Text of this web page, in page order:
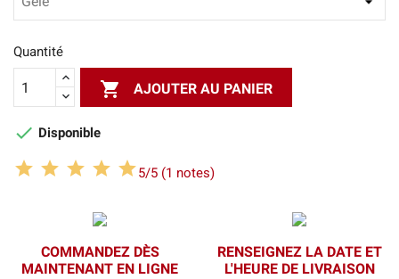
Quantité
 AJOUTER AU PANIER
 Disponible
5/5 (1 notes)
COMMANDEZ DÈS
MAINTENANT EN LIGNE
RENSEIGNEZ LA DATE ET
L'HEURE DE LIVRAISON